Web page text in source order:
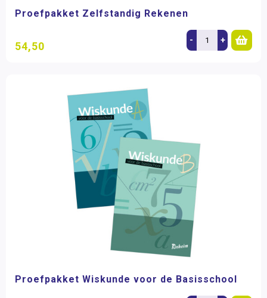
Proefpakket Zelfstandig Rekenen
54,50 - +
Proefpakket Wiskunde voor de Basisschool